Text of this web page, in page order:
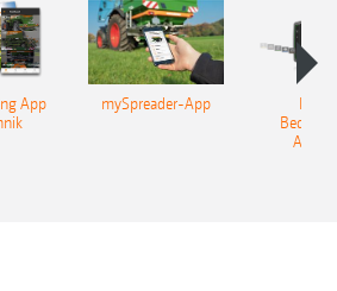
App
mySpreader-App